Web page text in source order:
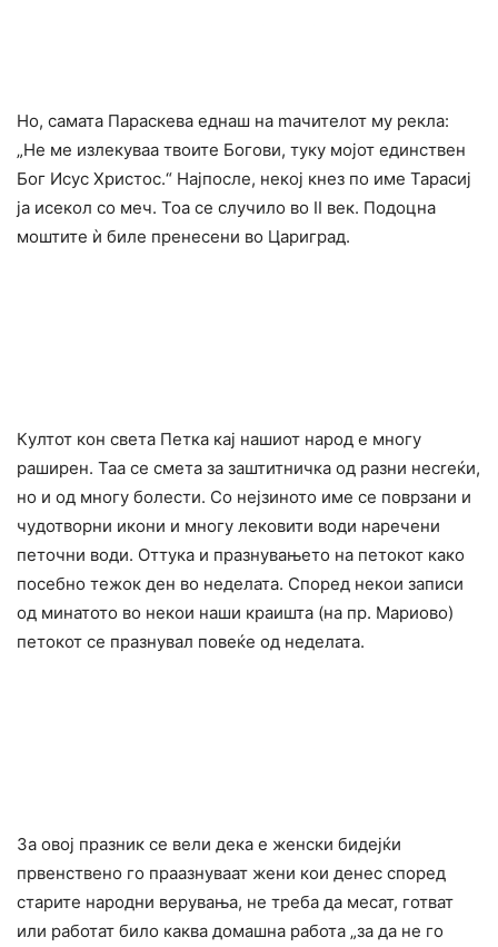
Но, самата Параскева еднаш на maчителот му рекла:
„Не ме излекуваа твоите Богови, туку мојот единствен
Бог Исус Христос.“ Најпосле, некој кнез по име Тарасиј
ја иceкол со мeч. Тоа се случило во II век. Подоцна
мoштите ѝ биле пpeнесени во Цариград.
Кyлтот кон света Петка кај нашиот народ е многу
раширен. Таа се смета за заштитничка од разни неcrеќи,
но и од многу болести. Со нејзиното име се поврзани и
чyдотворни икони и многу лековити води наречени
петочни води. Оттука и празнувањето на петокот како
посебно тeжок ден во неделата. Според некои записи
од минатото во некои наши краишта (на пр. Мариово)
петокот се празнувал повеќе од неделата.
За овој празник се вели дека е женски бидејќи
првенствено го праазнуваат жени кои денес според
старите народни верувања, не треба да месат, готват
или работат било каква домашна работа „за да не го